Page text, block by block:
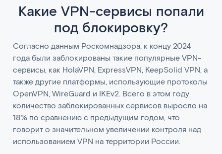
Какие VPN-сервисы попали
под блокировку?
Согласно данным Роскомнадзора, к концу 2024
года были заблокированы такие популярные VPN-
сервисы, как HolaVPN, ExpressVPN, KeepSolid VPN, а
также другие платформы, использующие протоколы
OpenVPN, WireGuard и IKEv2. Всего в этом году
количество заблокированных сервисов выросло на
18% по сравнению с предыдущим годом, что
говорит о значительном увеличении контроля над
использованием VPN на территории России.